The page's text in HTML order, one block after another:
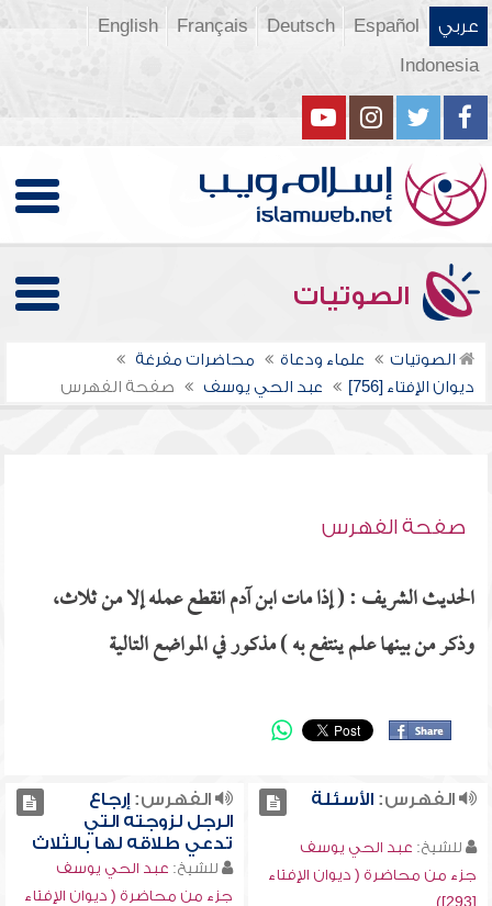
عربي Español
Deutsch
Français
English
Indonesia
الصوتيات
الصوتيات علماء ودعاة
محاضرات مفرغة
ديوان الإفتاء [756]
عبد الحي يوسف صفحة الفهرس
صفحة الفهرس
الحديث الشريف : ( إذا مات ابن آدم انقطع عمله إلا من ثلاث،
وذكر من بينها علم ينتفع به ) مذكور في المواضع التالية
الفهرس:الأسئلة
للشيخ: عبد الحي يوسف
جزء من محاضرة ( ديوان الإفتاء
[293])
الفهرس:إرجاع
الرجل لزوجته التي
تدعي طلاقه لها بالثلاث
للشيخ: عبد الحي يوسف
جزء من محاضرة ( ديوان الإفتاء